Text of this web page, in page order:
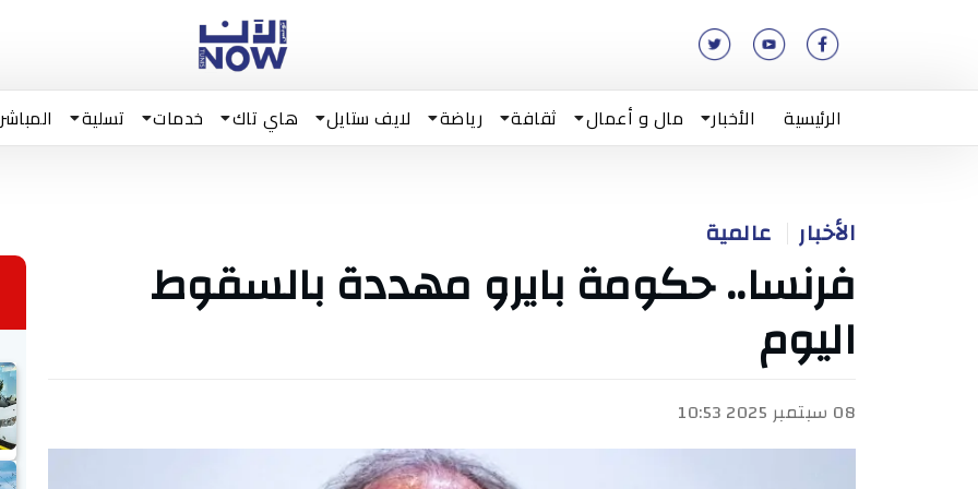
الرئيسية الأخبار مال و أعمال ثقافة رياضة لايف ستايل هاي تاك خدمات تسلية المباشر
الأخبار عالمية
فرنسا.. حكومة بايرو مهددة بالسقوط
اليوم
08 سبتمبر 2025 10:53